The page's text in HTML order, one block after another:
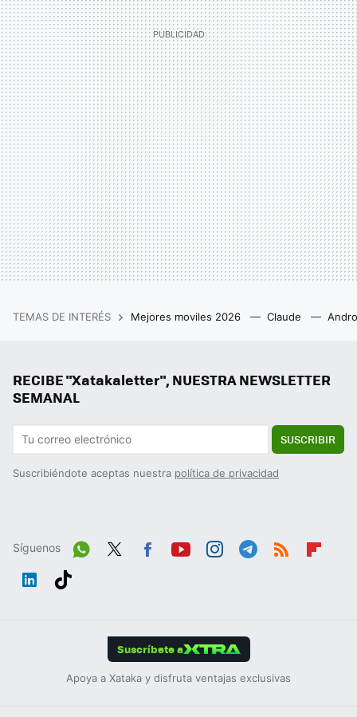
TEMAS DE INTERÉS Mejores moviles 2026 Claude
RECIBE "Xatakaletter", NUESTRA NEWSLETTER
SEMANAL
SUSCRIBIR
Suscribiéndote aceptas nuestra política de privacidad
Síguenos
Wh
Suscríbete a
Apoya a Xataka y disfruta ventajas exclusivas